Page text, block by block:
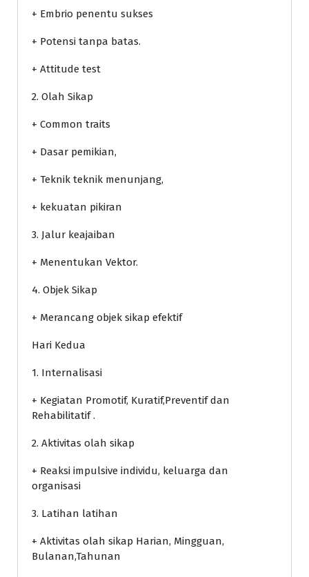
+ Embrio penentu sukses
+ Potensi tanpa batas.
+ Attitude test
2. Olah Sikap
+ Common traits
+ Dasar pemikian,
+ Teknik teknik menunjang,
+ kekuatan pikiran
3. Jalur keajaiban
+ Menentukan Vektor.
4. Objek Sikap
+ Merancang objek sikap efektif
Hari Kedua
1. Internalisasi
+ Kegiatan Promotif, Kuratif,Preventif dan
Rehabilitatif .
2. Aktivitas olah sikap
+ Reaksi impulsive individu, keluarga dan
organisasi
3. Latihan latihan
+ Aktivitas olah sikap Harian, Mingguan,
Bulanan,Tahunan